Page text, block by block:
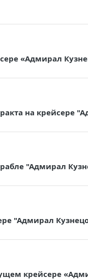
«Адмирал
на крейсере
"Адмирал
"Адмирал
крейсере